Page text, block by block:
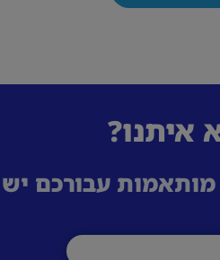
איתנו?
עבורכם